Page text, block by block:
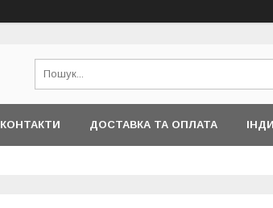
КОНТАКТИ ДОСТАВКА ТА ОПЛАТА